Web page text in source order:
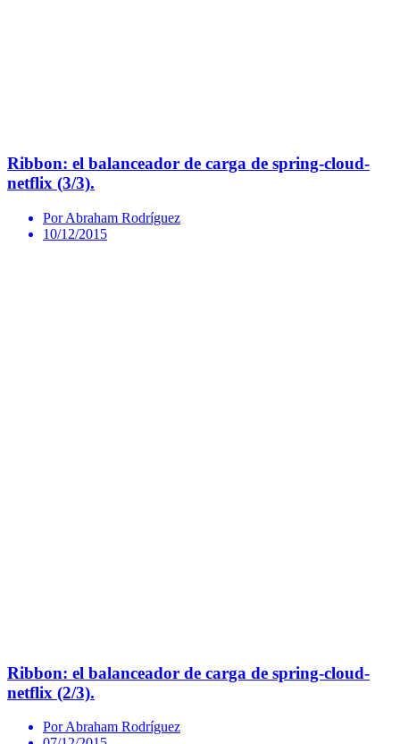
Ribbon: el balanceador de carga de spring-cloud-
netflix (3/3).
Por Abraham Rodríguez
10/12/2015
Ribbon: el balanceador de carga de spring-cloud-
netflix (2/3).
Por Abraham Rodríguez